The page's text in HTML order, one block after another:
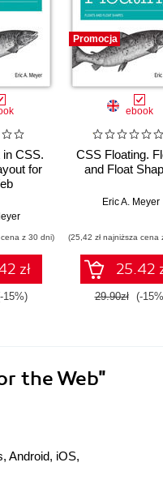
CSS.
for
z 30 dni)
zł
15%)
Promocja
ebook
CSS Floating.
and Float
Eric A. Meyer
(25,42 zł najniższa cena
25.42
29.90zł (-
the Web"
Android, iOS,